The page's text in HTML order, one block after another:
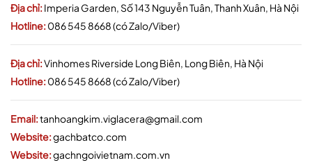
Địa chỉ:Imperia Garden, Số 143 Nguyễn Tuân, Thanh Xuân, Hà Nội
Hotline:086 545 8668 (có Zalo/Viber)
Địa chỉ:Vinhomes Riverside Long Biên, Long Biên, Hà Nội
Hotline:086 545 8668 (có Zalo/Viber)
Email:tanhoangkim.viglacera@gmail.com
Website:gachbatco.com
Website:gachngoivietnam.com.vn